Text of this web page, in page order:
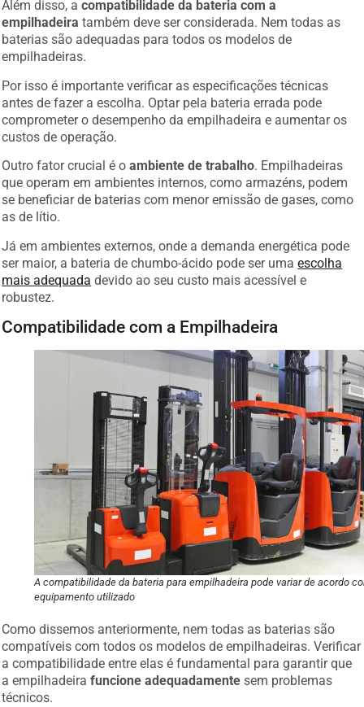
Além disso, acompatibilidade da bateria com a
empilhadeira também deve ser considerada. Nem todas as
baterias são adequadas para todos os modelos de
empilhadeiras.
Por isso é importante verificar as especificações técnicas
antes de fazer a escolha. Optar pela bateria errada pode
comprometer o desempenho da empilhadeira e aumentar os
custos de operação.
Outro fator crucial é oambiente de trabalho. Empilhadeiras
que operam em ambientes internos, como armazéns, podem
se beneficiar de baterias com menor emissão de gases, como
as de lítio.
Já em ambientes externos, onde a demanda energética pode
ser maior, a bateria de chumbo-ácido pode ser umaescolha
mais adequada devido ao seu custo mais acessível e
robustez.
Compatibilidade com a Empilhadeira
A compatibilidade da bateria para empilhadeira pode variar de acordo
equipamento utilizado
Como dissemos anteriormente, nem todas as baterias são
compatíveis com todos os modelos de empilhadeiras. Verificar
a compatibilidade entre elas é fundamental para garantir que
a empilhadeirafuncione adequadamente sem problemas
técnicos.